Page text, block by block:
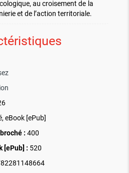
au croisement de la
et de l’action territoriale.
eBook [ePub]
: 400
[ePub] : 520